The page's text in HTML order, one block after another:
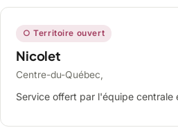
○ Territoire ouvert
Nicolet
Centre-du-Québec,
Service offert par l'équipe